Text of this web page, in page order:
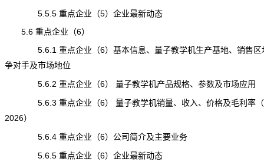
5.5.5 重点企业（5）企业最新动态
5.6 重点企业（6）
5.6.1 重点企业（6）基本信息、量子教学机生产基地、销售区
争对手及市场地位
5.6.2 重点企业（6） 量子教学机产品规格、参数及市场应用
5.6.3 重点企业（6） 量子教学机销量、收入、价格及毛利率（
2026）
5.6.4 重点企业（6）公司简介及主要业务
5.6.5 重点企业（6）企业最新动态